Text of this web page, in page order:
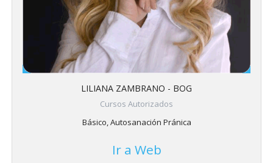
LILIANA ZAMBRANO - BOG
Cursos Autorizados
Básico, Autosanación Pránica
Ir a Web